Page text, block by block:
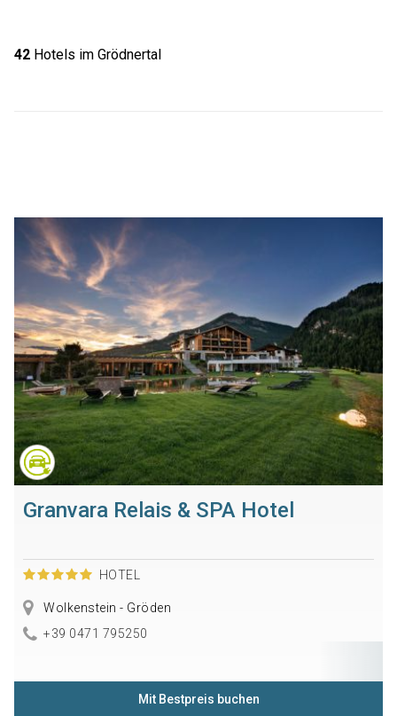
42Hotels im Grödnertal
Granvara Relais & SPA Hotel
HOTEL
Wolkenstein - Gröden
+39 0471 795250
Mit Bestpreis buchen